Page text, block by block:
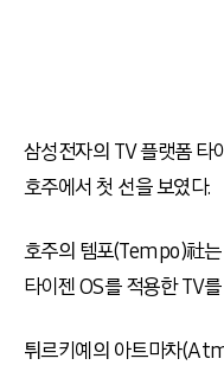
삼성전자의 TV플랫폼 타
호주에서 첫 선을 보였다.
호주의 템포(Tempo)社
타이젠OS를 적용한TV를
튀르키예의 아트마차